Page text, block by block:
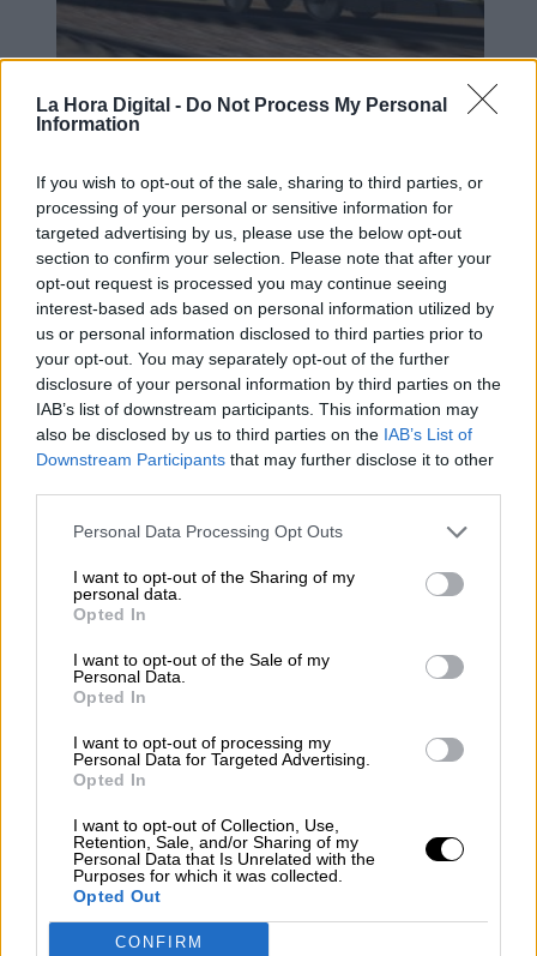
La Hora Digital - Do Not Process My Personal
Information
If you wish to opt-out of the sale, sharing to third parties, or
processing of your personal or sensitive information for
targeted advertising by us, please use the below opt-out
section to confirm your selection. Please note that after your
opt-out request is processed you may continue seeing
interest-based ads based on personal information utilized by
us or personal information disclosed to third parties prior to
your opt-out. You may separately opt-out of the further
disclosure of your personal information by third parties on the
IAB’s list of downstream participants. This information may
also be disclosed by us to third parties on the IAB’s List of
Downstream Participants that may further disclose it to other
Personal Data Processing Opt Outs
I want to opt-out of the Sharing of my
personal data.
Opted In
I want to opt-out of the Sale of my
Personal Data.
Opted In
I want to opt-out of processing my
Personal Data for Targeted Advertising.
Opted In
I want to opt-out of Collection, Use,
Retention, Sale, and/or Sharing of my
Personal Data that Is Unrelated with the
Purposes for which it was collected.
Opted Out
CONFIRM
Archivado el caso de comisiones del
AVE a La Meca por falta de pruebas
Grande-Marlaska destaca el trabajo
de la Guardia Civil para luchar
contra la violencia machista
OPINIONES DIVERSAS
¿La ciudadanía de Occidente
es consciente del riesgo de
Por
Álvaro Frutos Rosado y Gabinete
Geopolítica de Crisis
Suelta y confía
María Comesaña